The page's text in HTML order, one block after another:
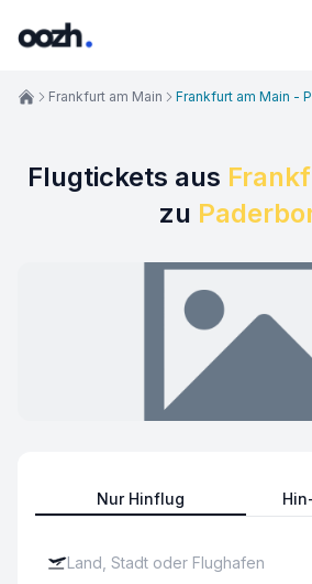
Flugtickets aus
zu
Nur Hinflug
Frankfurt am Main Frankfurt am Main -